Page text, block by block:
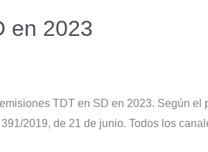
en 2023
TDT en SD en 2023. Según el
2019, de 21 de junio. Todos los